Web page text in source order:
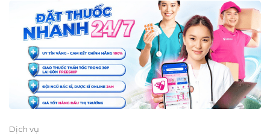
Dịch vụ